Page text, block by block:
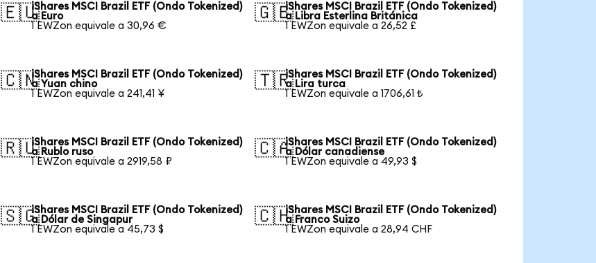
🇪🇺iShares MSCI Brazil ETF (Ondo Tokenized)
a Euro
1 EWZon equivale a 30,96 €
🇬🇧iShares MSCI Brazil ETF (Ondo Tokenized)
a Libra Esterlina Británica
1 EWZon equivale a 26,52 £
🇨🇳iShares MSCI Brazil ETF (Ondo Tokenized)
a Yuan chino
1 EWZon equivale a 241,41 ¥
🇹🇷iShares MSCI Brazil ETF (Ondo Tokenized)
a Lira turca
1 EWZon equivale a 1706,61 ₺
🇷🇺iShares MSCI Brazil ETF (Ondo Tokenized)
a Rublo ruso
1 EWZon equivale a 2919,58 ₽
🇨🇦iShares MSCI Brazil ETF (Ondo Tokenized)
a Dólar canadiense
1 EWZon equivale a 49,93 $
🇸🇬iShares MSCI Brazil ETF (Ondo Tokenized)
a Dólar de Singapur
1 EWZon equivale a 45,73 $
🇨🇭iShares MSCI Brazil ETF (Ondo Tokenized)
a Franco Suizo
1 EWZon equivale a 28,94 CHF